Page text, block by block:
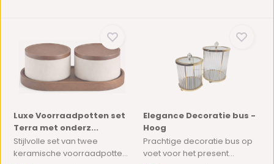
Luxe Voorraadpotten set
Terra met onderz...
Stijlvolle set van twee
keramische voorraadpotte...
Elegance Decoratie bus -
Hoog
Prachtige decoratie bus op
voet voor het present...